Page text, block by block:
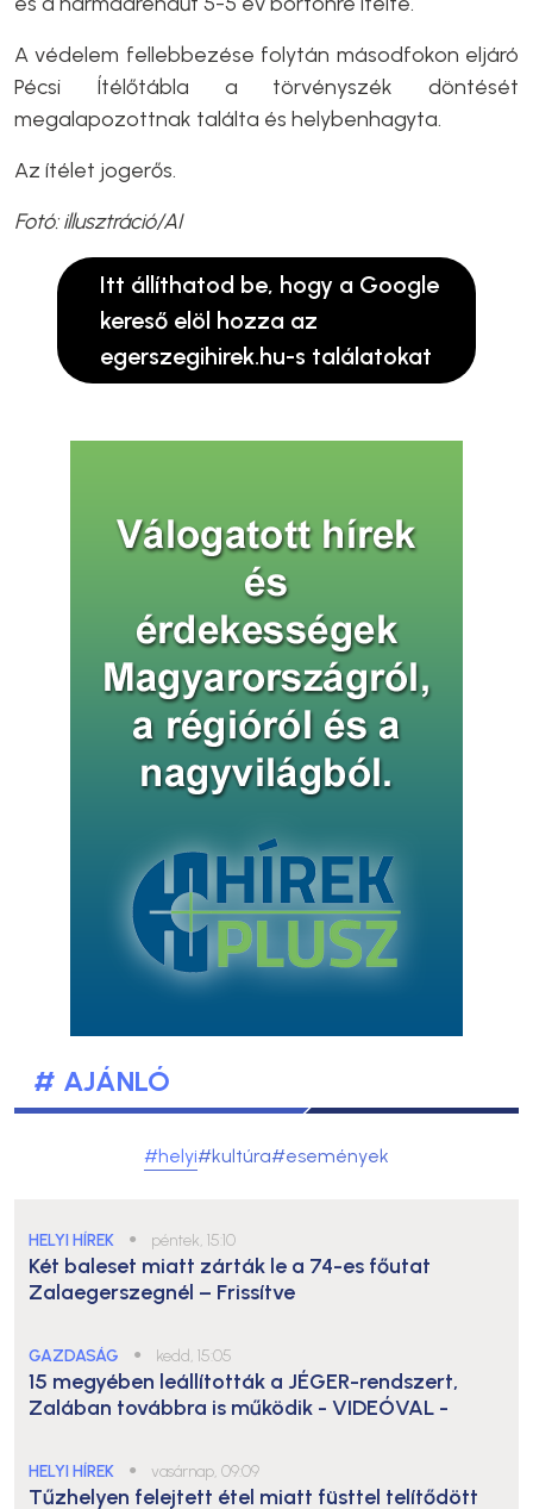
A védelem fellebbezése folytán másodfokon eljáró
Pécsi Ítélőtábla a törvényszék döntését
megalapozottnak találta és helybenhagyta.
Az ítélet jogerős.
Fotó: illusztráció/AI
Itt állíthatod be, hogy a Google
kereső elöl hozza az
egerszegihirek.hu-s találatokat
# AJÁNLÓ
#helyi#kultúra#események
HELYI HÍREK ● péntek, 15:10
Két baleset miatt zárták le a 74-es főutat
Zalaegerszegnél – Frissítve
GAZDASÁG ● kedd, 15:05
15 megyében leállították a JÉGER-rendszert,
Zalában továbbra is működik - VIDEÓVAL -
HELYI HÍREK ● vasárnap, 09:09
Tűzhelyen felejtett étel miatt füsttel telítődött